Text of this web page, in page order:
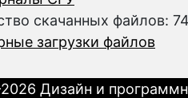
скачанных файлов:
загрузки файлов
Дизайн и